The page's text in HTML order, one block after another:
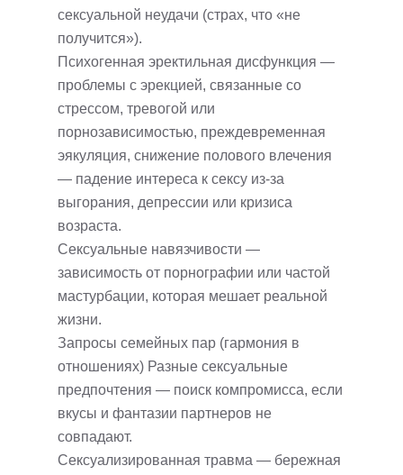
сексуальной неудачи (страх, что «не
получится»).
Психогенная эректильная дисфункция —
проблемы с эрекцией, связанные со
стрессом, тревогой или
порнозависимостью, преждевременная
эякуляция, cнижение полового влечения
— падение интереса к сексу из-за
выгорания, депрессии или кризиса
возраста.
Сексуальные навязчивости —
зависимость от порнографии или частой
мастурбации, которая мешает реальной
жизни.
Запросы семейных пар (гармония в
отношениях) Разные сексуальные
предпочтения — поиск компромисса, если
вкусы и фантазии партнеров не
совпадают.
Сексуализированная травма — бережная